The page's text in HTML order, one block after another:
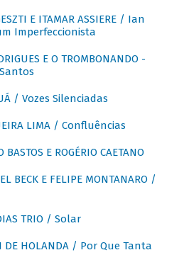
E ITAMAR ASSIERE / Ian
Imperfeccionista
E O TROMBONANDO -
/ Vozes Silenciadas
LIMA / Confluências
BASTOS E ROGÉRIO CAETANO
BECK E FELIPE MONTANARO /
TRIO / Solar
DE HOLANDA / Por Que Tanta